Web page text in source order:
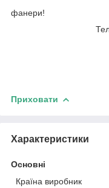
фанери!
Приховати
Характеристики
Основні
Країна виробник